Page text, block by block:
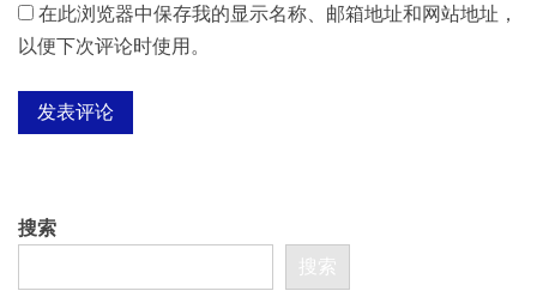
在此浏览器中保存我的显示名称、邮箱地址和网站地址，
以便下次评论时使用。
搜索
搜索